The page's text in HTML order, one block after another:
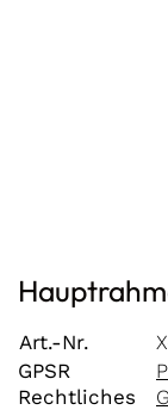
Art.-Nr.
GPSR
Rechtliches